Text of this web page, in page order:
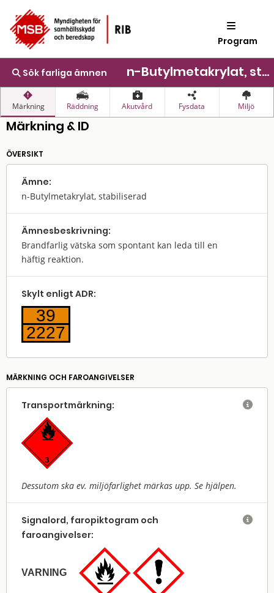
Program
Sök farliga ämnen n-Butylmetakrylat, stabiliserad
Märkning Räddning Akutvård Fysdata Miljö
Märkning & ID
ÖVERSIKT
Ämne:
n-Butylmetakrylat, stabiliserad
Ämnes­beskrivning:
Brandfarlig vätska som spontant kan leda till en
häftig reaktion.
Skylt enligt ADR:
39
2227
MÄRKNING OCH FAROANGIVELSER
Transport­märkning:
Dessutom ska ev. miljöfarlighet märkas upp. Se hjälpen.

Signalord, faropiktogram och
faroangivelser:
VARNING
